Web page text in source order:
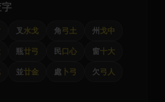
叉 水戈 角弓土 州 戈中
瓶廿弓 民口心 窗十大
並廿金 處 卜弓 欠弓人